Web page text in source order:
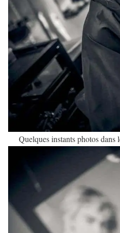
Quelques instants photos